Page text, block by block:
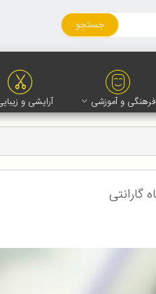
جستجو
فرهنگی و آموزشی آرایشی و